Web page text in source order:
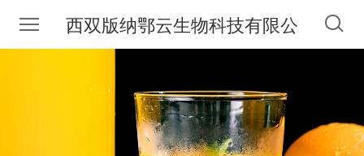
西双版纳鄂云生物科技有限公